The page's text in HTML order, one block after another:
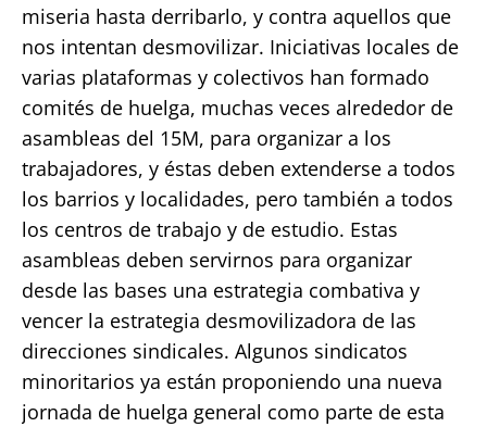
miseria hasta derribarlo, y contra aquellos que
nos intentan desmovilizar. Iniciativas locales de
varias plataformas y colectivos han formado
comités de huelga, muchas veces alrededor de
asambleas del 15M, para organizar a los
trabajadores, y éstas deben extenderse a todos
los barrios y localidades, pero también a todos
los centros de trabajo y de estudio. Estas
asambleas deben servirnos para organizar
desde las bases una estrategia combativa y
vencer la estrategia desmovilizadora de las
direcciones sindicales. Algunos sindicatos
minoritarios ya están proponiendo una nueva
jornada de huelga general como parte de esta